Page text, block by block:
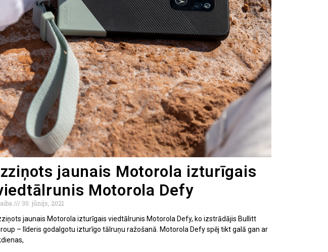
jaunais Motorola izturīgais
Motorola Defy
30. jūnijs, 2021
jaunais Motorola izturīgais viedtālrunis Motorola Defy, ko izstrādājis Bullitt
– līderis godalgotu izturīgo tālruņu ražošanā. Motorola Defy spēj tikt galā gan ar